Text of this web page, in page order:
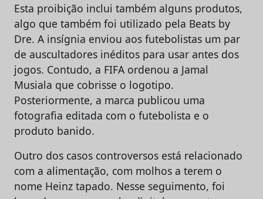
Esta proibição inclui também alguns produtos,
algo que também foi utilizado pela Beats by
Dre. A insígnia enviou aos futebolistas um par
de auscultadores inéditos para usar antes dos
jogos. Contudo, a FIFA ordenou a Jamal
Musiala que cobrisse o logotipo.
Posteriormente, a marca publicou uma
fotografia editada com o futebolista e o
produto banido.
Outro dos casos controversos está relacionado
com a alimentação, com molhos a terem o
nome Heinz tapado. Nesse seguimento, foi